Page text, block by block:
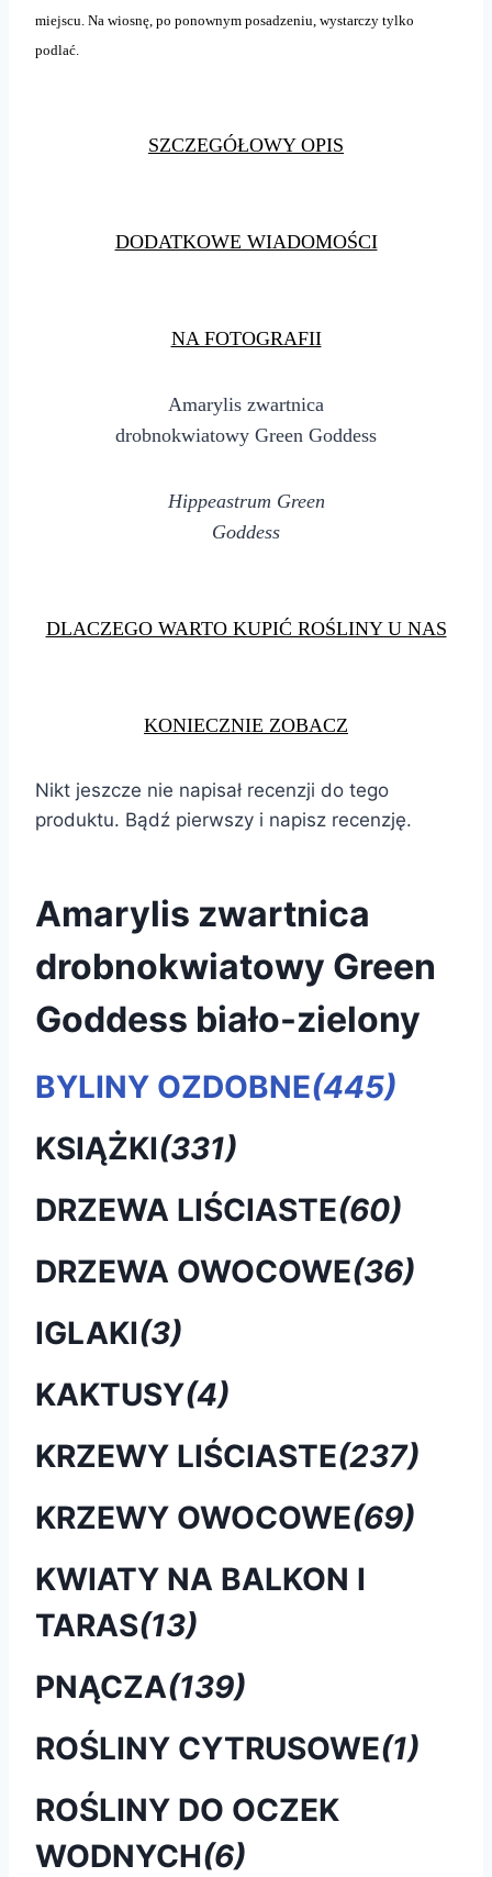
miejscu. Na wiosnę, po ponownym posadzeniu, wystarczy tylko
podlać.
SZCZEGÓŁOWY OPIS
DODATKOWE WIADOMOŚCI
NA FOTOGRAFII
Amarylis zwartnica
drobnokwiatowy Green Goddess
Hippeastrum Green
Goddess
DLACZEGO WARTO KUPIĆ ROŚLINY U NAS
KONIECZNIE ZOBACZ
Nikt jeszcze nie napisał recenzji do tego
produktu. Bądź pierwszy i napisz recenzję.
Amarylis zwartnica
drobnokwiatowy Green
Goddess biało-zielony
BYLINY OZDOBNE(445)
KSIĄŻKI(331)
DRZEWA LIŚCIASTE(60)
DRZEWA OWOCOWE(36)
IGLAKI(3)
KAKTUSY(4)
KRZEWY LIŚCIASTE(237)
KRZEWY OWOCOWE(69)
KWIATY NA BALKON I
TARAS(13)
PNĄCZA(139)
ROŚLINY CYTRUSOWE(1)
ROŚLINY DO OCZEK
WODNYCH(6)